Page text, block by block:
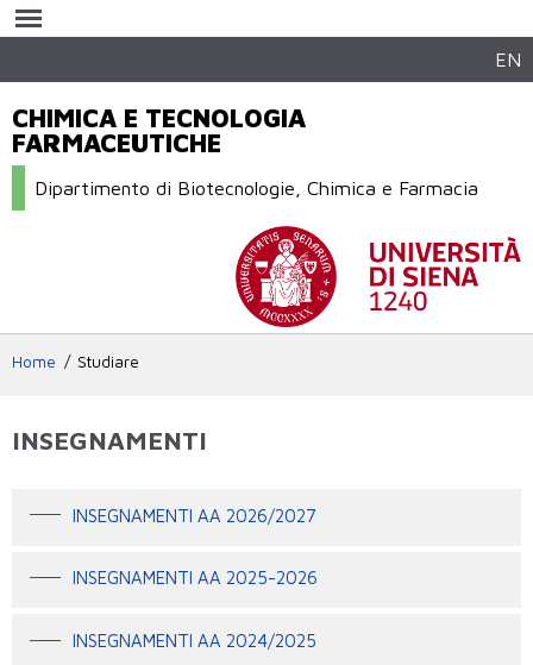
contenuto
EN
CHIMICA E TECNOLOGIA
FARMACEUTICHE
Dipartimento di Biotecnologie, Chimica e Farmacia
Home Studiare
INSEGNAMENTI
INSEGNAMENTI AA 2026/2027
INSEGNAMENTI AA 2025-2026
INSEGNAMENTI AA 2024/2025